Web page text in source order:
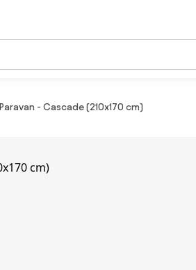
Paravan - Cascade (210x170 cm)